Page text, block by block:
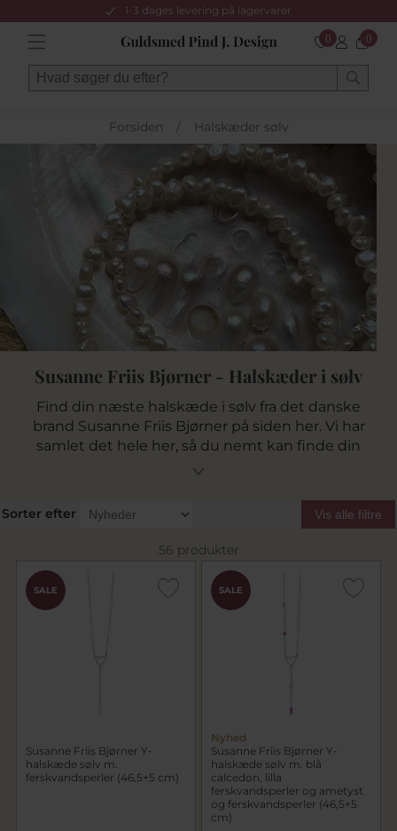
1-3 dages levering på lagervarer
0 0
Forsiden / Halskæder sølv
Susanne Friis Bjørner - Halskæder i sølv
Find din næste halskæde i sølv fra det danske
brand Susanne Friis Bjørner på siden her. Vi har
samlet det hele her, så du nemt kan finde din
næste sølvhalskæde til dit smykkeskrin.
Sorter efter Vis alle filtre
56 produkter
SALE
Susanne Friis Bjørner Y-
halskæde sølv m.
ferskvandsperler (46,5+5 cm)
SALE
Nyhed
Susanne Friis Bjørner Y-
halskæde sølv m. blå
calcedon, lilla
ferskvandsperler og ametyst
og ferskvandsperler (46,5+5
cm)